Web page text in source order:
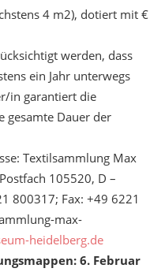
4 m2), dotiert mit €
werden, dass
ein Jahr unterwegs
in garantiert die
gesamte Dauer der
Textilsammlung Max
105520, D –
800317; Fax: +49 6221
max-
heidelberg.de
6. Februar